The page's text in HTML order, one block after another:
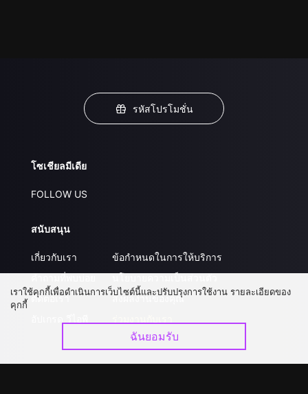
รหัสโปรโมชั่น
โซเชียลมีเดีย
FOLLOW US
สนับสนุน
เกี่ยวกับเรา
ติดต่อเรา
ข้อกำหนดในการให้บริการ
ส่งผลงานของคุณ
เราใช้คุกกี้เพื่อดำเนินการเว็บไซต์นี้และปรับปรุงการใช้งาน รายละเอียดของ
คุกกี้
ฉันยอมรับ